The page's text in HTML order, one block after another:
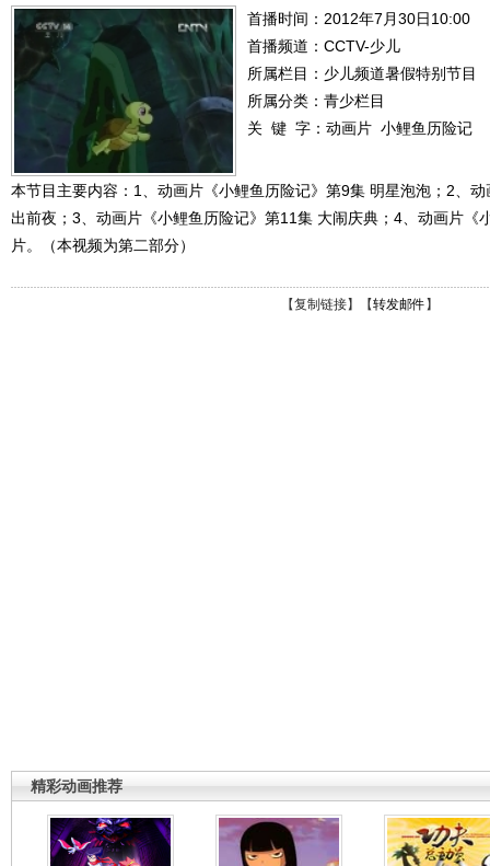
首播时间：2012年7月30日10:00
首播频道： CCTV-少儿
所属栏目： 少儿频道暑假特别节目
所属分类：青少栏目
关 键 字： 动画片 小鲤鱼历险记
本节目主要内容：1、动画片《小鲤鱼历险记》第9集 明星泡泡；2、
出前夜；3、动画片《小鲤鱼历险记》第11集 大闹庆典；4、动画片《
片。（本视频为第二部分）
【复制链接】【转发邮件 】
精彩动画推荐